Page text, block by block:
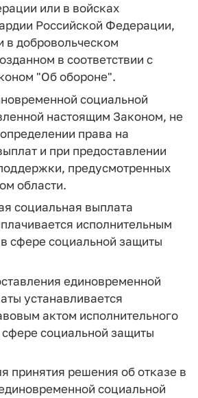
или в войсках
Российской Федерации,
в добровольческом
в соответствии с
"Об обороне".
социальной
настоящим Законом, не
права на
и при предоставлении
предусмотренных
области.
социальная выплата
исполнительным
сфере социальной защиты
единовременной
устанавливается
актом исполнительного
сфере социальной защиты
принятия решения об отказе в
социальной